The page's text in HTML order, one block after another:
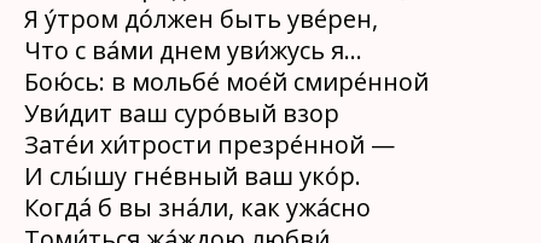
Я у́тром до́лжен быть уве́рен,
Что с ва́ми днем уви́жусь я…
Бою́сь: в мольбе́ мое́й смире́нной
Уви́дит ваш суро́вый взор
Зате́и хи́трости презре́нной —
И слы́шу гне́вный ваш уко́р.
Когда́ б вы зна́ли, как ужа́сно